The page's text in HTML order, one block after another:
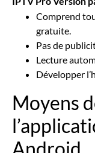
Comprend
gratuite.
Pas de
Lecture
Développer
Moyens